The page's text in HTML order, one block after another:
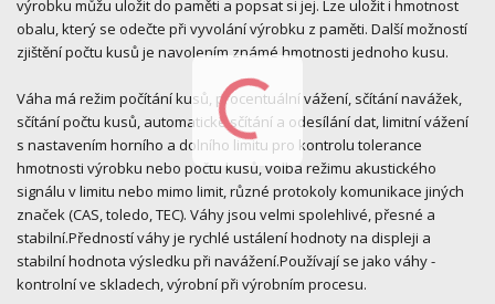
výrobku můžu uložit do paměti a popsat si jej. Lze uložit i hmotnost
obalu, který se odečte při vyvolání výrobku z paměti. Další možností
zjištění počtu kusů je navolením známé hmotnosti jednoho kusu.
Váha má režim počítání kusů, procentuální vážení, sčítání navážek,
sčítání počtu kusů, automatické sčítání a odesílání dat, limitní vážení
s nastavením horního a dolního limitu pro kontrolu tolerance
hmotnosti výrobku nebo počtu kusů, volba režimu akustického
signálu v limitu nebo mimo limit, různé protokoly komunikace jiných
značek (CAS, toledo, TEC). Váhy jsou velmi spolehlivé, přesné a
stabilní.Předností váhy je rychlé ustálení hodnoty na displeji a
stabilní hodnota výsledku při navážení.Používají se jako váhy -
kontrolní ve skladech, výrobní při výrobním procesu.